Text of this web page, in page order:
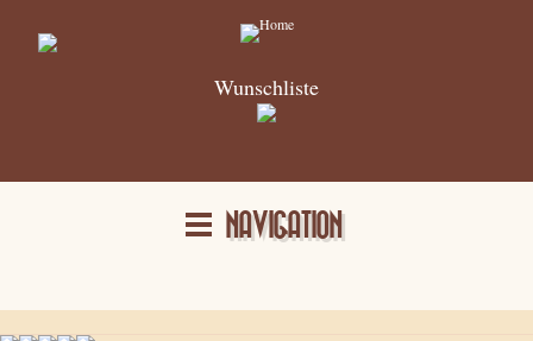
Wunschliste
NAVIGATION